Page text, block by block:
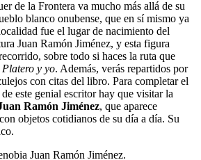
de la Frontera va mucho más allá de su
blanco onubense, que en sí mismo ya
fue el lugar de nacimiento del
Juan Ramón Jiménez, y esta figura
sobre todo si haces la ruta que
Platero y yo. Además, verás repartidos por
con citas del libro. Para completar el
este genial escritor hay que visitar la
Ramón Jiménez, que aparece
objetos cotidianos de su día a día. Su